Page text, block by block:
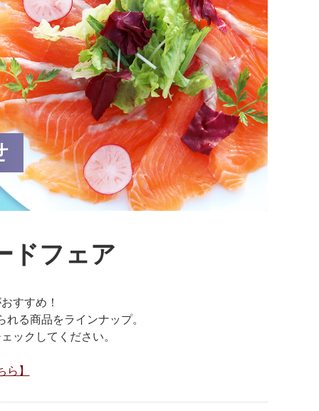
ドフェア
すすめ！
る商品をラインナップ。
ックしてください。
】